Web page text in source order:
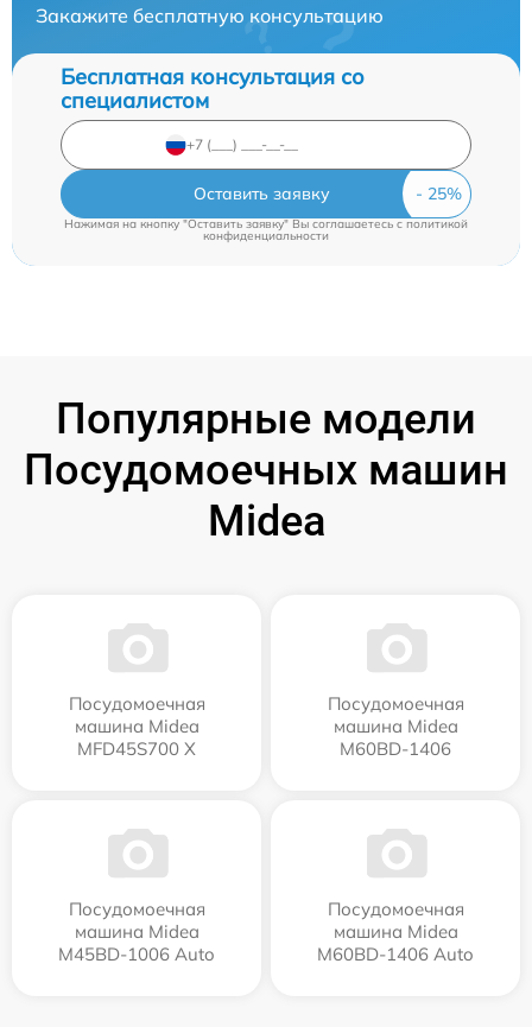
Закажите бесплатную консультацию
Бесплатная консультация со
специалистом
Оставить заявку
Нажимая на кнопку "Оставить заявку" Вы соглашаетесь cполитикой
конфиденциальности
Популярные модели
Посудомоечных машин
Midea
Посудомоечная
машина Midea
MFD45S700 X
Посудомоечная
машина Midea
M60BD-1406
Посудомоечная
машина Midea
M45BD-1006 Auto
Посудомоечная
машина Midea
M60BD-1406 Auto